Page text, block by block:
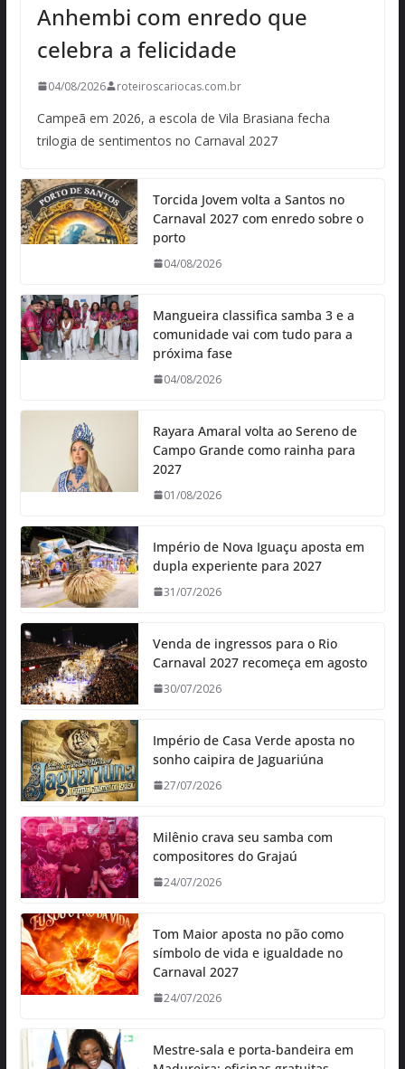
Anhembi com enredo que
celebra a felicidade
04/08/2026 roteiroscariocas.com.br
Campeã em 2026, a escola de Vila Brasiana fecha
trilogia de sentimentos no Carnaval 2027
Torcida Jovem volta a Santos no
Carnaval 2027 com enredo sobre o
porto
04/08/2026
Mangueira classifica samba 3 e a
comunidade vai com tudo para a
próxima fase
04/08/2026
Rayara Amaral volta ao Sereno de
Campo Grande como rainha para
2027
01/08/2026
Império de Nova Iguaçu aposta em
dupla experiente para 2027
31/07/2026
Venda de ingressos para o Rio
Carnaval 2027 recomeça em agosto
30/07/2026
Império de Casa Verde aposta no
sonho caipira de Jaguariúna
27/07/2026
Milênio crava seu samba com
compositores do Grajaú
24/07/2026
Tom Maior aposta no pão como
símbolo de vida e igualdade no
Carnaval 2027
24/07/2026
Mestre-sala e porta-bandeira em